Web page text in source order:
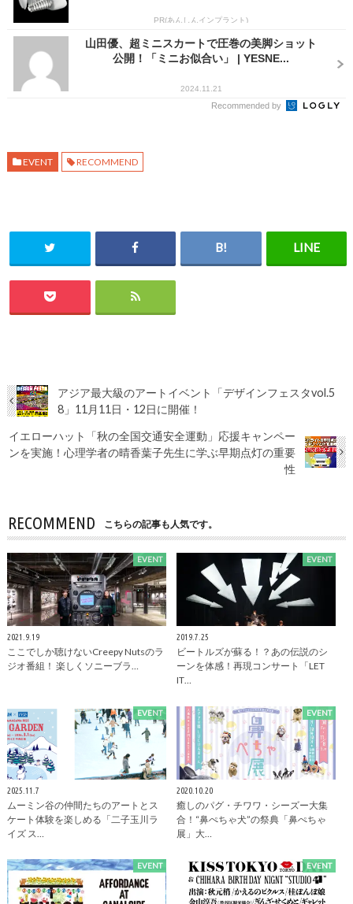
PR(あんしんインプラント)
山田優、超ミニスカートで圧巻の美脚ショット
公開！「ミニお似合い」 | YESNE...
2024.11.21
Recommended by
EVENT RECOMMEND
アジア最大級のアートイベント「デザインフェスタvol.5
8」11月11日・12日に開催！
イエローハット「秋の全国交通安全運動」応援キャンペー
ンを実施！心理学者の晴香葉子先生に学ぶ早期点灯の重要
性
RECOMMEND こちらの記事も人気です。
EVENT
2021.9.19
ここでしか聴けないCreepy Nutsのラ
ジオ番組！ 楽しくソニーブラ…
EVENT
2019.7.25
ビートルズが蘇る！？あの伝説のシ
ーンを体感！再現コンサート「LET
IT…
EVENT
2025.11.7
ムーミン谷の仲間たちのアートとス
ケート体験を楽しめる「二子玉川ラ
イズ ス…
EVENT
2020.10.20
癒しのパグ・チワワ・シーズー大集
合！“鼻ぺちゃ犬”の祭典「鼻ぺちゃ
展」大…
EVENT EVENT